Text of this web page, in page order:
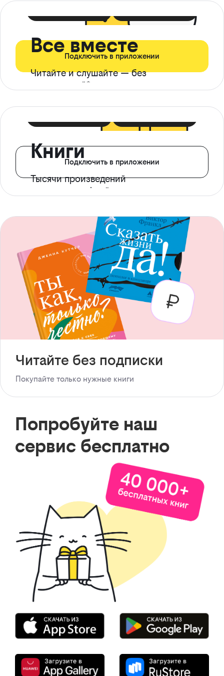
Все вместе
Читайте и слушайте — без
ограничений*
Подключить в приложении
Книги
Тысячи произведений
с доступом офлайн
Подключить в приложении
Читайте без подписки
Покупайте только нужные книги
Попробуйте наш
сервис бесплатно